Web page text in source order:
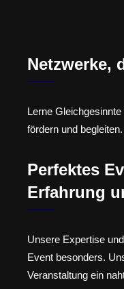
Netzwerke,
Lerne
fördern und begleiten.
Perfektes
Erfahrung
Unsere Expertise
Event besonders.
Veranstaltung ein